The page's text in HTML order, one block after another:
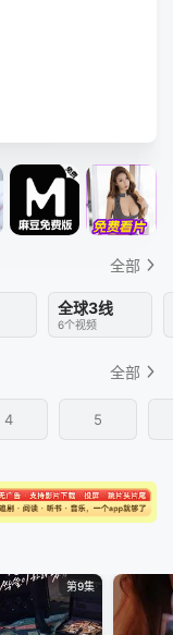
全部
全球3线
6个视频
全部
4 5
第9集